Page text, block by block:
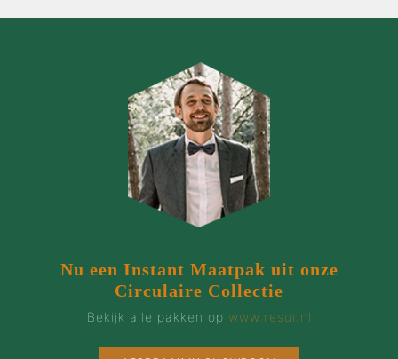
Nu een Instant Maatpak uit onze
Circulaire Collectie
Bekijk alle pakken op www.resui.nl